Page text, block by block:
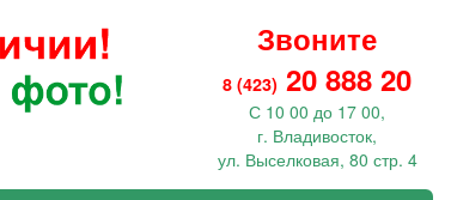
Звоните
8 (423) 20 888 20
С 10 00 до 17 00,
г. Владивосток,
ул. Выселковая, 80 стр. 4